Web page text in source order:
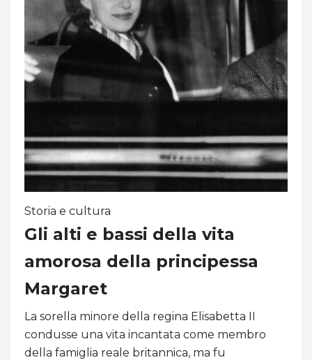
Storia e cultura
Gli alti e bassi della vita
amorosa della principessa
Margaret
La sorella minore della regina Elisabetta II
condusse una vita incantata come membro
della famiglia reale britannica, ma fu